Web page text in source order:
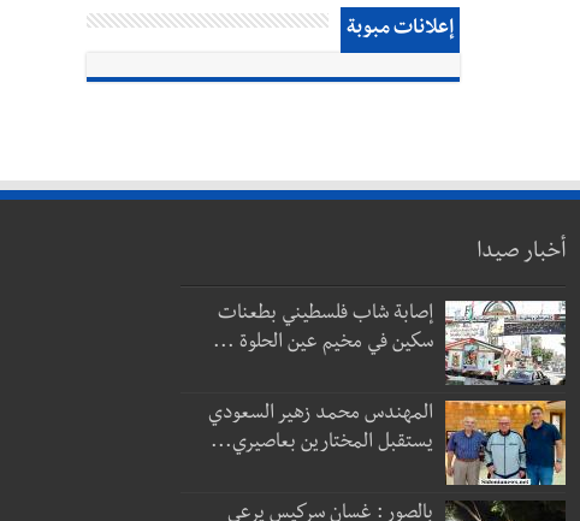
إعلانات مبوبة
أخبار صيدا
إصابة شاب فلسطيني بطعنات
سكين في مخيم عين الحلوة ...
المهندس محمد زهير السعودي
يستقبل المختارين بعاصيري...
بالصور : غسان سركيس يرعى